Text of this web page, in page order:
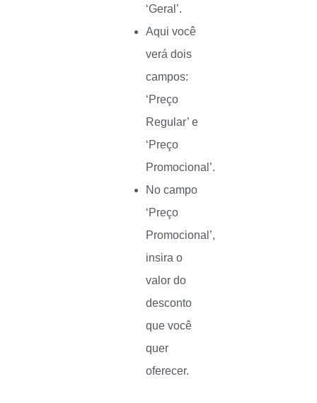
‘Geral’.
Aqui você
verá dois
campos:
‘Preço
Regular’ e
‘Preço
Promocional’.
No campo
‘Preço
Promocional’,
insira o
valor do
desconto
que você
quer
oferecer.